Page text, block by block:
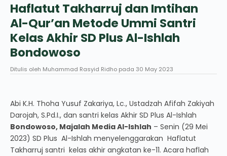
Haflatut Takharruj dan Imtihan
Al-Qur’an Metode Ummi Santri
Kelas Akhir SD Plus Al-Ishlah
Bondowoso
Ditulis oleh Muhammad Rasyid Ridho pada 30 May 2023
Abi K.H. Thoha Yusuf Zakariya, Lc., Ustadzah Afifah Zakiyah
Darojah, S.Pd.I., dan santri kelas Akhir SD Plus Al-Ishlah
Bondowoso, Majalah Media Al-Ishlah – Senin (29 Mei
2023) SD Plus Al-Ishlah menyelenggarakan Haflatut
Takharruj santri kelas akhir angkatan ke-11. Acara haflah